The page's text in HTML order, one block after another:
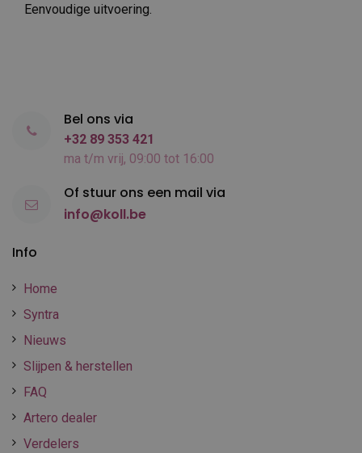
Eenvoudige uitvoering.
Info
Home
Syntra
Nieuws
Slijpen & herstellen
FAQ
Artero dealer
Verdelers
Bel ons via
+32 89 353 421
ma t/m vrij, 09:00 tot 16:00
Of stuur ons een mail via
info@koll.be